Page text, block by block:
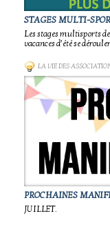
STAGES MULTI-
Les stages multisports
vacances d’été se
LA VIE DES
PROCHAINES
JUILLET.